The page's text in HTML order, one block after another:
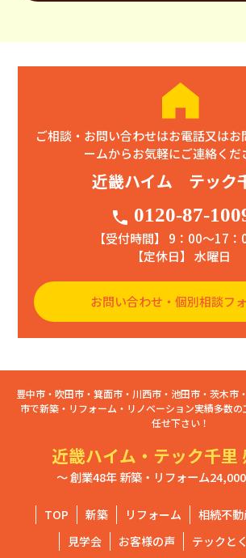
ご相談・お問い合わせはお電話又はお
ームからお気軽にご連絡くだ
近畿ハイム テック
phone 0120-87-
【受付時間】 9：00〜17
【定休日】 水曜日
お問い合わせ・個別相談フ
豊中市・吹田市・箕面市・川西市・池田市・茨木市
市で新築・リフォーム・リノベーション実績多数
任せ下さい！
近畿ハイム・テック千里
～ 創業48年 新築・リフォーム
TOP 新築 リフォーム 相続不動
見学会
お客様の声 テックと